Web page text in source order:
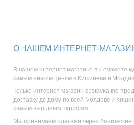
О НАШЕМ ИНТЕРНЕТ-
В нашем интернет магазине вы сможете
самым низким ценам в Кишиневе и
Только интернет магазин dostavka.md
доставку до дому по всей Молдове и
самым выгодным тарифам.
Мы принимаем платежи через банковские